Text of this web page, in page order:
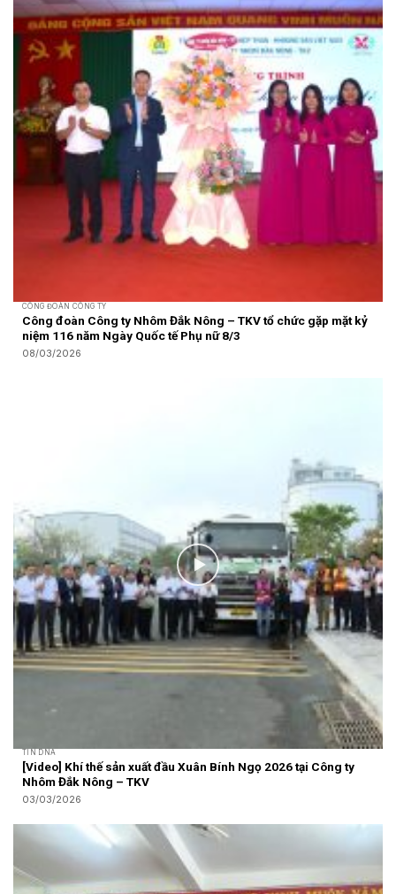
CÔNG ĐOÀN CÔNG TY
Công đoàn Công ty Nhôm Đắk Nông – TKV tổ chức gặp mặt kỷ
niệm 116 năm Ngày Quốc tế Phụ nữ 8/3
08/03/2026
TIN DNA
[Video] Khí thế sản xuất đầu Xuân Bính Ngọ 2026 tại Công ty
Nhôm Đắk Nông – TKV
03/03/2026